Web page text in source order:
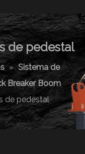
de pedestal
» Sistema de
Breaker Boom
de pedestal